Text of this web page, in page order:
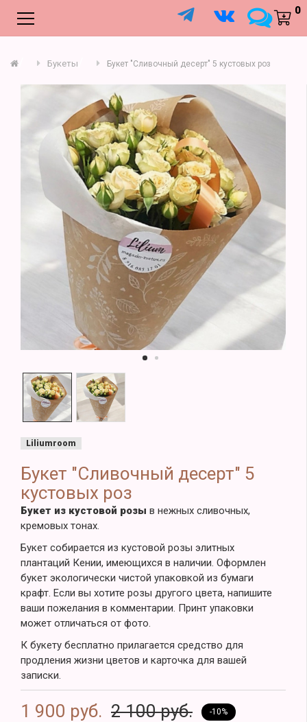
0
Букеты Букет "Сливочный десерт" 5 кустовых роз
Liliumroom
Букет "Сливочный десерт" 5
кустовых роз
Букет из кустовой розы в нежных сливочных,
кремовых тонах.
Букет собирается из кустовой розы элитных
плантаций Кении, имеющихся в наличии. Оформлен
букет экологически чистой упаковкой из бумаги
крафт. Если вы хотите розы другого цвета, напишите
ваши пожелания в комментарии. Принт упаковки
может отличаться от фото.
К букету бесплатно прилагается средство для
продления жизни цветов и карточка для вашей
записки.
1 900 руб. 2 100 руб. -10%